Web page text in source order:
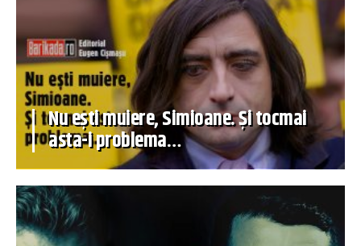
Nu ești muiere, Simioane. Și tocmai
asta-i problema…